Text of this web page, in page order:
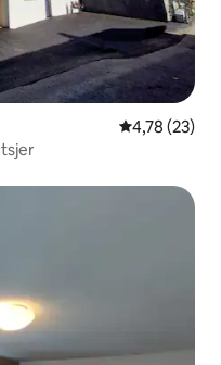
Gemiddelde
4,78 (23)